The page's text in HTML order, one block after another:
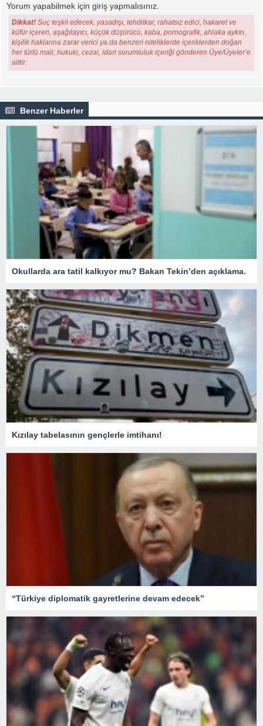
Yorum yapabilmek için giriş yapmalısınız.
Dikkat! Suç teşkil edecek, yasadışı, tehditkar, rahatsız edici, hakaret ve
küfür içeren, aşağılayıcı, küçük düşürücü, kaba, pornografik, ahlaka aykırı,
kişilik haklarına zarar verici ya da benzeri niteliklerde içeriklerden doğan
her türlü mali, hukuki, cezai, idari sorumluluk içeriği gönderen Üye/Üyeler’e
aittir.
Benzer Haberler
Okullarda ara tatil kalkıyor mu? Bakan Tekin’den açıklama.
Kızılay tabelasının gençlerle imtihanı!
“Türkiye diplomatik gayretlerine devam edecek”